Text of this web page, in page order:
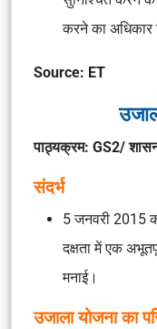
करने का अधिकार
Source: ET
पाठ्यक्रम: GS2/
संदर्भ
5 जनवरी 2015
दक्षता में एक
मनाई।
उजाला योजना का